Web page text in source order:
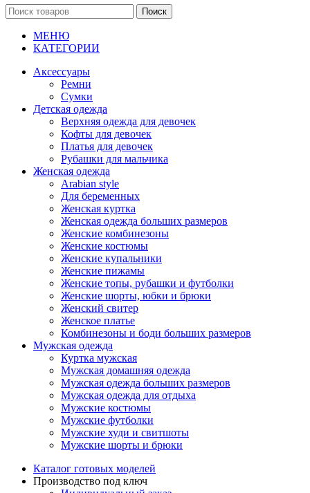
Поиск
МЕНЮ
КАТЕГОРИИ
Аксессуары
Ремни
Сумки
Детская одежда
Верхняя одежда для девочек
Кофты для девочек
Платья для девочек
Рубашки для мальчика
Женская одежда
Arabian style
Для беременных
Женская куртка
Женская одежда больших размеров
Женские комбинезоны
Женские костюмы
Женские купальники
Женские пижамы
Женские топы, рубашки и футболки
Женские шорты, юбки и брюки
Женский свитер
Женское платье
Комбинезоны и боди больших размеров
Мужская одежда
Куртка мужская
Мужская домашняя одежда
Мужская одежда больших размеров
Мужская одежда для отдыха
Мужские костюмы
Мужские футболки
Мужские худи и свитшоты
Мужские шорты и брюки
Каталог готовых моделей
Производство под ключ